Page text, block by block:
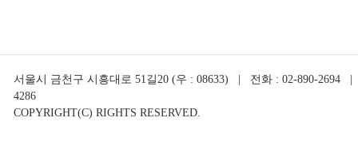
서울시 금천구 시흥대로 51길20 (우 : 08633) | 전화 : 02-890-2694 |
4286
COPYRIGHT(C) RIGHTS RESERVED.